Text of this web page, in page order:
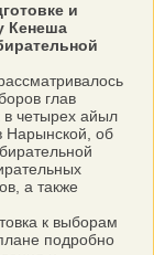
и
Кенеша
глав
четырех айыл
Нарынской, об
а также
к выборам
подробно